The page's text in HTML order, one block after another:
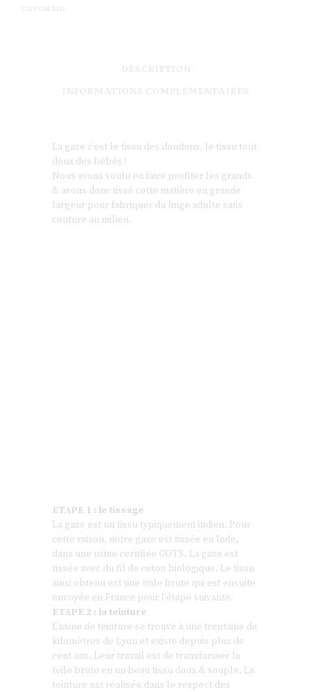
La gaze c’est le tissu des doudous, le tissu tout
doux des bébés !
Nous avons voulu en faire profiter les grands
& avons donc tissé cette matière en grande
largeur pour fabriquer du linge adulte sans
couture au milieu.
ETAPE 1 : le tissage
La gaze est un tissu typiquement indien. Pour
cette raison, notre gaze est tissée en Inde,
dans une usine certifiée GOTS. La gaze est
tissée avec du fil de coton biologique. Le tissu
ainsi obtenu est une toile brute qui est ensuite
envoyée en France pour l’étape suivante.
ETAPE 2 : la teinture
L’usine de teinture se trouve à une trentaine de
kilomètres de Lyon et existe depuis plus de
cent ans. Leur travail est de transformer la
toile brute en un beau tissu doux & souple. La
teinture est réalisée dans le respect des